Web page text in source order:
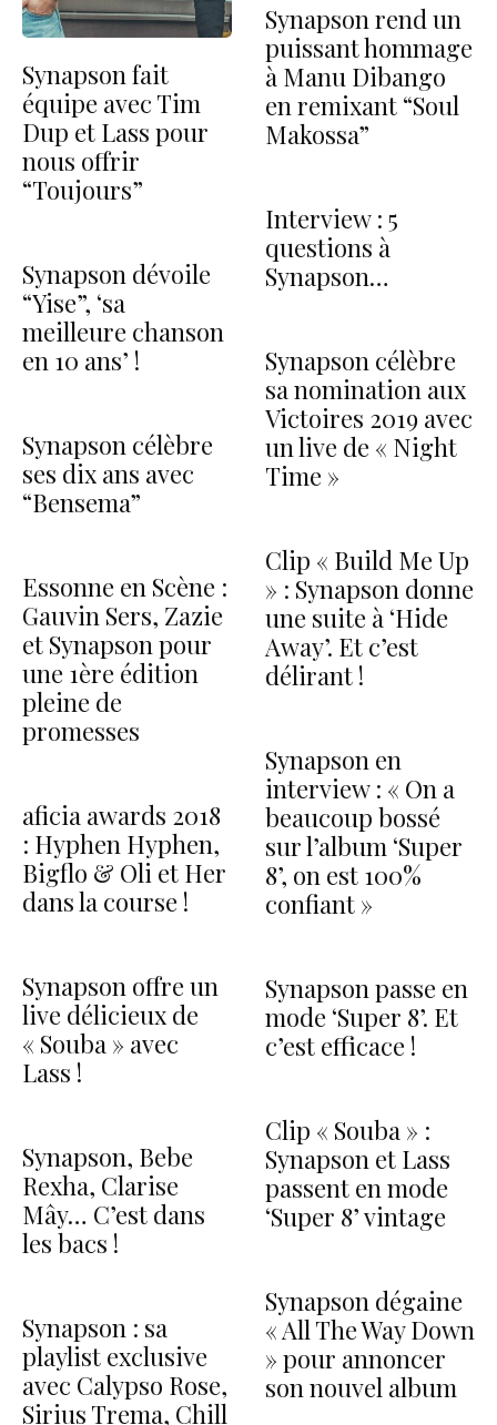
Synapson fait
équipe avec Tim
Dup et Lass pour
nous offrir
“Toujours”
Synapson dévoile
“Yise”, ‘sa
meilleure chanson
en 10 ans’ !
Synapson célèbre
ses dix ans avec
“Bensema”
Essonne en Scène :
Gauvin Sers, Zazie
et Synapson pour
une 1ère édition
pleine de
promesses
aficia awards 2018
: Hyphen Hyphen,
Bigflo & Oli et Her
dans la course !
Synapson offre un
live délicieux de
« Souba » avec
Lass !
Synapson, Bebe
Rexha, Clarise
Mây… C’est dans
les bacs !
Synapson : sa
playlist exclusive
avec Calypso Rose,
Sirius Trema, Chill
Synapson rend un
puissant hommage
à Manu Dibango
en remixant “Soul
Makossa”
Interview : 5
questions à
Synapson…
Synapson célèbre
sa nomination aux
Victoires 2019 avec
un live de « Night
Time »
Clip « Build Me Up
» : Synapson donne
une suite à ‘Hide
Away’. Et c’est
délirant !
Synapson en
interview : « On a
beaucoup bossé
sur l’album ‘Super
8’, on est 100%
confiant »
Synapson passe en
mode ‘Super 8’. Et
c’est efficace !
Clip « Souba » :
Synapson et Lass
passent en mode
‘Super 8’ vintage
Synapson dégaine
« All The Way Down
» pour annoncer
son nouvel album